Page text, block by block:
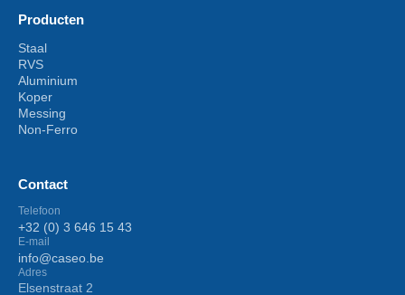
Producten
Staal
RVS
Aluminium
Koper
Messing
Non-Ferro
Contact
Telefoon
+32 (0) 3 646 15 43
E-mail
info@caseo.be
Adres
Elsenstraat 2